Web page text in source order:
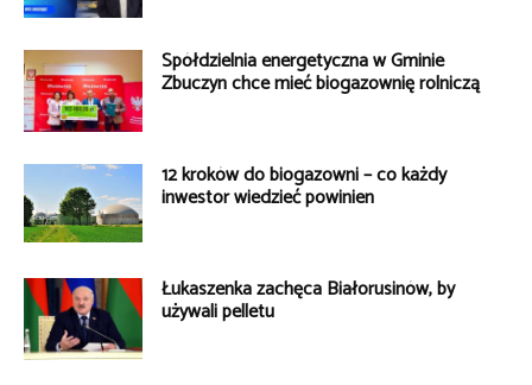
Spółdzielnia energetyczna w Gminie
Zbuczyn chce mieć biogazownię rolniczą
12 kroków do biogazowni – co każdy
inwestor wiedzieć powinien
Łukaszenka zachęca Białorusinów, by
używali pelletu